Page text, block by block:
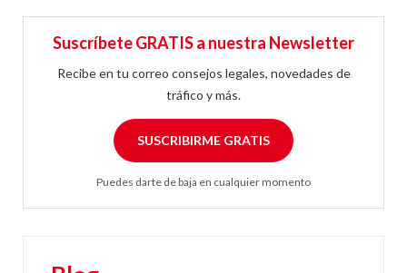
Suscríbete GRATIS a nuestra Newsletter
Recibe en tu correo consejos legales, novedades de
tráfico y más.
SUSCRIBIRME GRATIS
Puedes darte de baja en cualquier momento